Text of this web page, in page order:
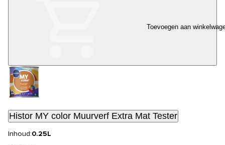
Toevoegen aan
Histor MY color Muurverf Extra Mat Tester
Inhoud:0.25L